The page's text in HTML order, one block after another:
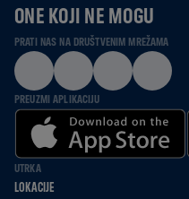
ONE KOJI NE MOGU
PRATI NAS NA DRUŠTVENIM MREŽAMA
PREUZMI APLIKACIJU
UTRKA
LOKACIJE